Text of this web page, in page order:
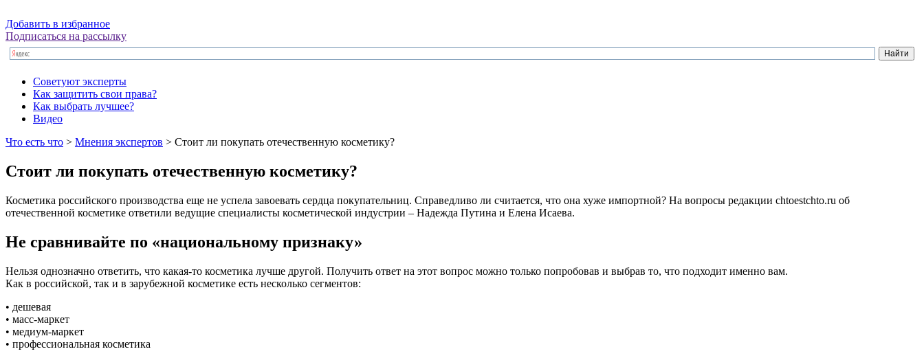
Добавить в избранное
Подписаться на рассылку
Советуют эксперты
Как защитить свои права?
Как выбрать лучшее?
Видео
Что есть что > Мнения экспертов > Стоит ли покупать отечественную косметику?
Стоит ли покупать отечественную косметику?
Косметика российского производства еще не успела завоевать сердца покупательниц. Справедливо ли считается, что она хуже импортной? На вопросы редакции chtoestchto.ru об
отечественной косметике ответили ведущие специалисты косметической индустрии – Надежда Путина и Елена Исаева.
Не сравнивайте по «национальному признаку»
Нельзя однозначно ответить, что какая-то косметика лучше другой. Получить ответ на этот вопрос можно только попробовав и выбрав то, что подходит именно вам.
Как в российской, так и в зарубежной косметике есть несколько сегментов:
• дешевая
• масс-маркет
• медиум-маркет
• профессиональная косметика